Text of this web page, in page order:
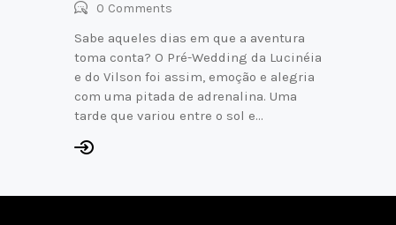
0 Comments
Sabe aqueles dias em que a aventura
toma conta? O Pré-Wedding da Lucinéia
e do Vilson foi assim, emoção e alegria
com uma pitada de adrenalina. Uma
tarde que variou entre o sol e…